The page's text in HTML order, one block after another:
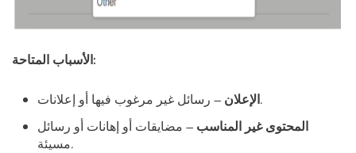
الأسباب المتاحة:
الإعلان– رسائل غير مرغوب فيها أو إعلانات.
المحتوى غير المناسب – مضايقات أو إهانات أو رسائل
مسيئة.